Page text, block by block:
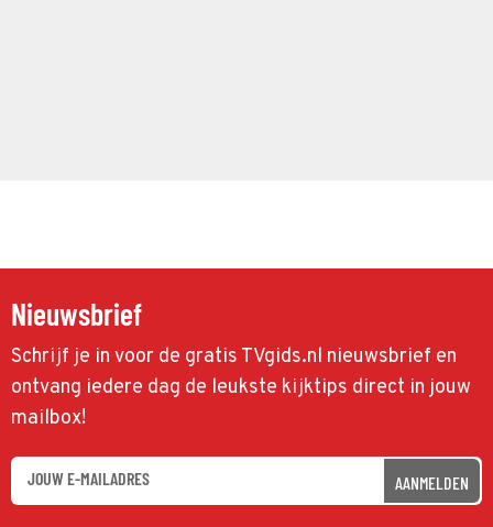
Nieuwsbrief
Schrijf je in voor de gratis TVgids.nl nieuwsbrief en
ontvang iedere dag de leukste kijktips direct in jouw
mailbox!
AANMELDEN